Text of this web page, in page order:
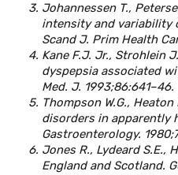
Johannessen T.,
intensity and variability
Scand J. Prim Health
Kane F.J. Jr., Strohlein
dyspepsia associated
Med. J. 1993;86:641–46.
Thompson W.G.,
disorders in apparently
Gastroenterology.
Jones R., Lydeard S.E.,
England and Scotland.